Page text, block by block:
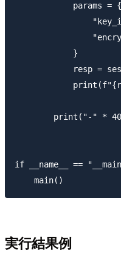
            params = {
            }
resp =
print("-" *
if __name__ ==
実行結果例